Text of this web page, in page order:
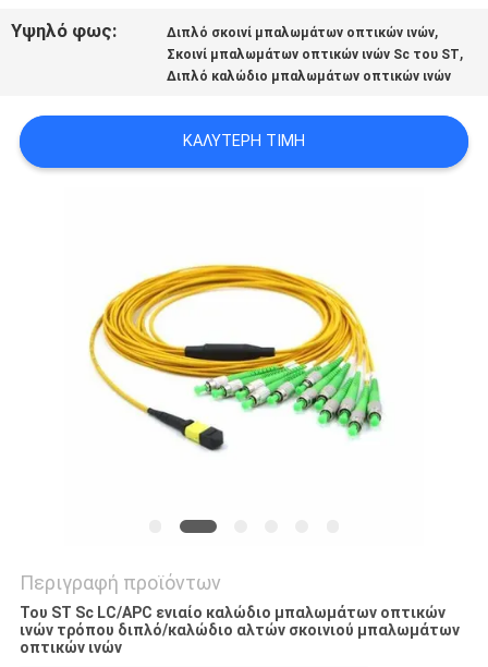
ΠΕΡΙΠΤΏΣΕΙΣ
ΠΟΛΙΤΙΚΉ
Υψηλό φως: Διπλό σκοινί μπαλωμάτων οπτικών ινών,
Σκοινί μπαλωμάτων οπτικών ινών Sc του ST,
Διπλό καλώδιο μπαλωμάτων οπτικών ινών
ΚΑΛΎΤΕΡΗ ΤΙΜΉ
Περιγραφή προϊόντων
Του ST Sc LC/APC ενιαίο καλώδιο μπαλωμάτων οπτικών
ινών τρόπου διπλό/καλώδιο αλτών σκοινιού μπαλωμάτων
οπτικών ινών